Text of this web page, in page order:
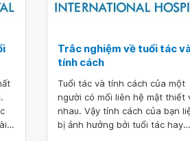
Trắc nghiệm về tuổi tác
tính cách
Tuổi tác và tính cách của một
người có mối liên hệ mật thiết
nhau. Vậy tính cách của bạn
bị ảnh hưởng bởi tuổi tác hay